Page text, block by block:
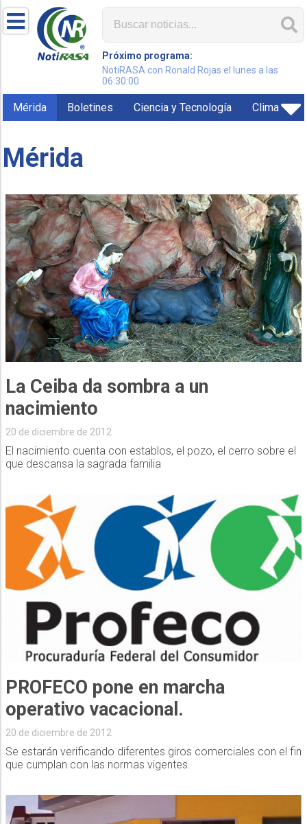
Próximo programa:
NotiRASA con Ronald Rojas el lunes a las
06:30:00
Mérida Boletines Ciencia y Tecnología Clima
Mérida
La Ceiba da sombra a un
nacimiento
20 de diciembre de 2012
El nacimiento cuenta con establos, el pozo, el cerro sobre el
que descansa la sagrada familia
PROFECO pone en marcha
operativo vacacional.
20 de diciembre de 2012
Se estarán verificando diferentes giros comerciales con el fin
que cumplan con las normas vigentes.